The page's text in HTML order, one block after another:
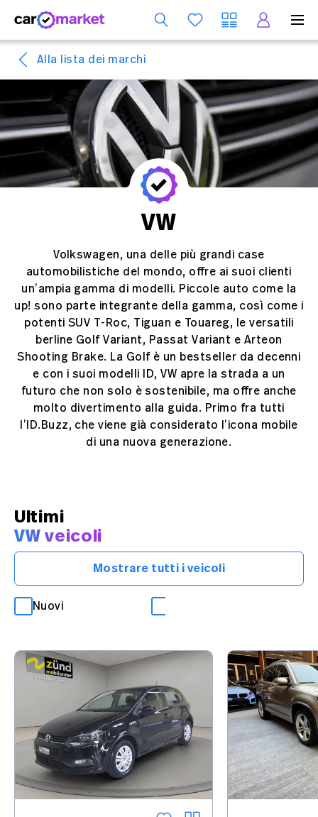
Alla lista dei marchi
VW
Volkswagen, una delle più grandi case
automobilistiche del mondo, offre ai suoi clienti
un’ampia gamma di modelli. Piccole auto come la
up! sono parte integrante della gamma, così come i
potenti SUV T-Roc, Tiguan e Touareg, le versatili
berline Golf Variant, Passat Variant e Arteon
Shooting Brake. La Golf è un bestseller da decenni
e con i suoi modelli ID, VW apre la strada a un
futuro che non solo è sostenibile, ma offre anche
molto divertimento alla guida. Primo fra tutti
l’ID.Buzz, che viene già considerato l’icona mobile
di una nuova generazione.
Ultimi
VW veicoli
Mostrare tutti i veicoli
Nuovi